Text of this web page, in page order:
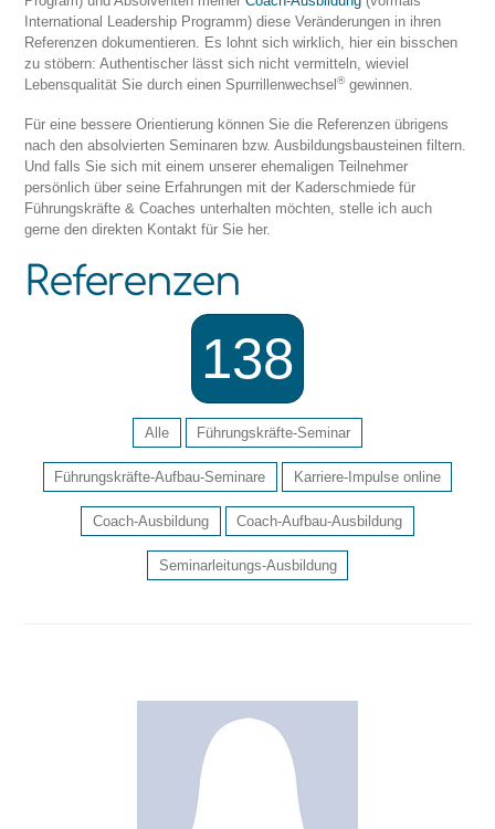
International Leadership Programm) diese Veränderungen in ihren
Referenzen dokumentieren. Es lohnt sich wirklich, hier ein bisschen
zu stöbern: Authentischer lässt sich nicht vermitteln, wieviel
Lebensqualität Sie durch einen Spurrillenwechsel®gewinnen.
Für eine bessere Orientierung können Sie die Referenzen übrigens
nach den absolvierten Seminaren bzw. Ausbildungsbausteinen filtern.
Und falls Sie sich mit einem unserer ehemaligen Teilnehmer
persönlich über seine Erfahrungen mit der Kaderschmiede für
Führungskräfte & Coaches unterhalten möchten, stelle ich auch
gerne den direkten Kontakt für Sie her.
Referenzen
138
Alle Führungskräfte-Seminar
Führungskräfte-Aufbau-Seminare Karriere-Impulse online
Coach-Ausbildung Coach-Aufbau-Ausbildung
Seminarleitungs-Ausbildung